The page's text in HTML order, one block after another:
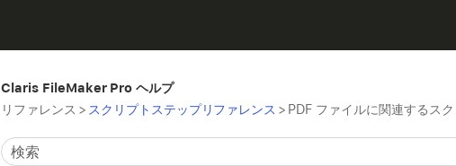
Claris FileMaker Pro ヘルプ
リファレンス > スクリプトステップリファレンス > PDF ファイルに関連するス